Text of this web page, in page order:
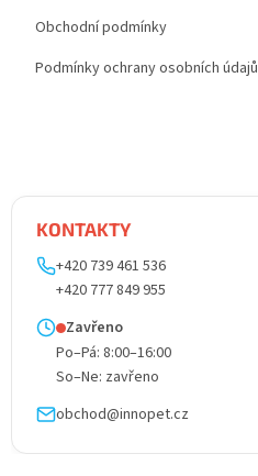
Obchodní podmínky
Podmínky ochrany osobních údajů
KONTAKTY
+420 739 461 536
+420 777 849 955
Zavřeno
Po–Pá: 8:00–16:00
So–Ne: zavřeno
obchod@innopet.cz